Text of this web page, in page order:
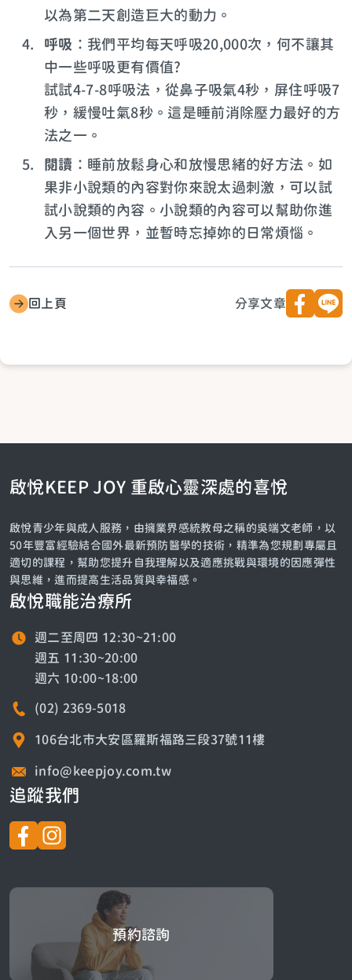
以為第二天創造巨大的動力。
呼吸 ：我們平均每天呼吸20,000次，何不讓其
中一些呼吸更有價值?
試試4-7-8呼吸法，從鼻子吸氣4秒，屏住呼吸7
秒，緩慢吐氣8秒。這是睡前消除壓力最好的方
法之一。
閱讀 ：睡前放鬆身心和放慢思緒的好方法。如
果非小說類的內容對你來說太過刺激，可以試
試小說類的內容。小說類的內容可以幫助你進
入另一個世界，並暫時忘掉妳的日常煩惱。
回上頁 分享文章
啟悅KEEP JOY 重啟心靈深處的喜悅
啟悅青少年與成人服務，由擁業界感統教母之稱的吳端文老師，以
50年豐富經驗結合國外最新預防醫學的技術，精準為您規劃專屬且
適切的課程，幫助您提升自我理解以及適應挑戰與環境的因應彈性
與思維，進而提高生活品質與幸福感。
啟悅職能治療所
週二至周四 12:30~21:00
週五 11:30~20:00
週六 10:00~18:00
(02) 2369-5018
106台北市大安區羅斯福路三段37號11樓
info@keepjoy.com.tw
追蹤我們
預約諮詢